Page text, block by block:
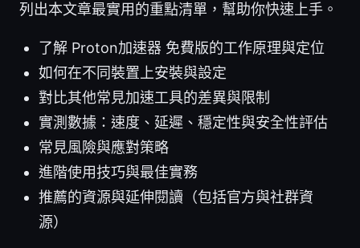
列出本文章最實用的重點清單，幫助你快速上手。
了解 Proton加速器 免費版的工作原理與定位
如何在不同裝置上安裝與設定
對比其他常見加速工具的差異與限制
實測數據：速度、延遲、穩定性與安全性評估
常見風險與應對策略
進階使用技巧與最佳實務
推薦的資源與延伸閱讀（包括官方與社群資
源）